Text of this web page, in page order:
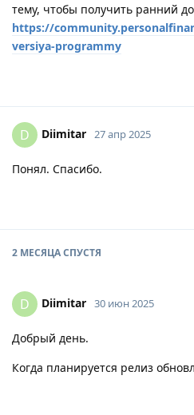
тему, чтобы получить ранний
https://
versiya-programmy
D Diimitar 27 апр 2025
Понял. Спасибо.
2 МЕСЯЦАСПУСТЯ
D Diimitar 30 июн 2025
Добрый день.
Когда планируется релиз